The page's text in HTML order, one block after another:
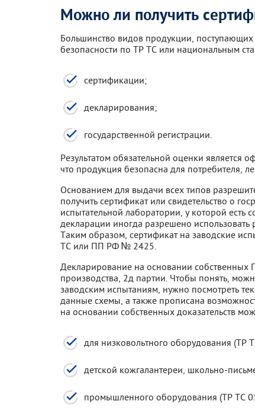
Можно ли получить
Большинство видов продукции,
безопасности по ТР ТС или национальным
сертификации;
декларирования;
государственной регистрации.
Результатом обязательной оценки является
что продукция безопасна для потребителя,
Основанием для выдачи всех типов
получить сертификат или свидетельство о
испытательной лаборатории, у которой
декларации иногда разрешено
Таким образом, сертификат на заводские
ТС или ПП РФ № 2425.
Декларирование на основании
производства, 2д партии. Чтобы понять,
заводским испытаниям, нужно посмотреть
данные схемы, а также прописана
на основании собственных доказательств
для низковольтного оборудования (ТР
детской кожгалантереи, школьно-
промышленного оборудования (ТР ТС